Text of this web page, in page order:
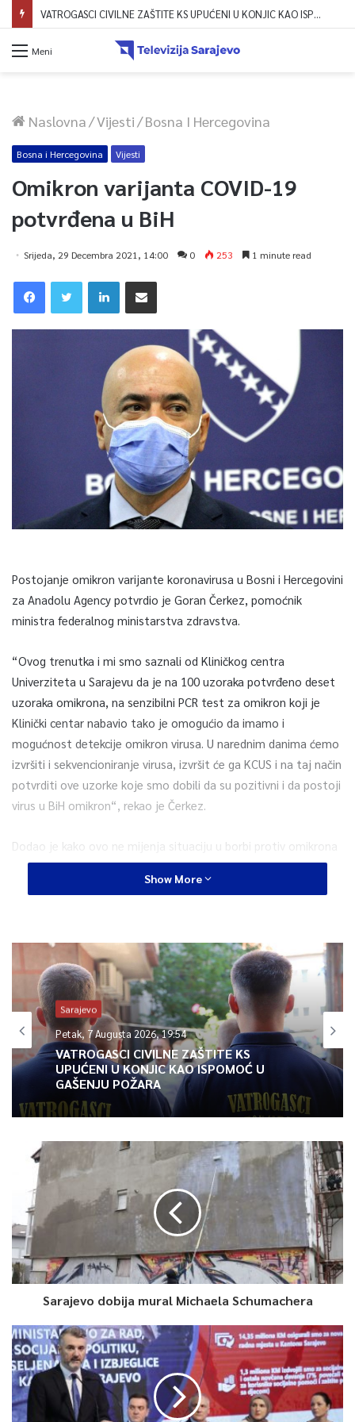
VATROGASCI CIVILNE ZAŠTITE KS UPUĆENI U KONJIC KAO ISPOMOĆ U GAŠENJU POŽARA
Meni
Naslovna/Vijesti/Bosna I Hercegovina
Bosna i Hercegovina Vijesti
Omikron varijanta COVID-19
potvrđena u BiH
Srijeda, 29 Decembra 2021, 14:00 0 253 1 minute read
Postojanje omikron varijante koronavirusa u Bosni i Hercegovini
za Anadolu Agency potvrdio je Goran Čerkez, pomoćnik
ministra federalnog ministarstva zdravstva.
“Ovog trenutka i mi smo saznali od Kliničkog centra
Univerziteta u Sarajevu da je na 100 uzoraka potvrđeno deset
uzoraka omikrona, na senzibilni PCR test za omikron koji je
Klinički centar nabavio tako je omogućio da imamo i
mogućnost detekcije omikron virusa. U narednim danima ćemo
izvršiti i sekvencioniranje virusa, izvršit će ga KCUS i na taj način
potvrditi ove uzorke koje smo dobili da su pozitivni i da postoji
virus u BiH omikron“, rekao je Čerkez.
Dodao je kako ovo ne mijenja situaciju u borbi protiv omikrona
jer mjere koje se koriste za deltu su iste.
da ljude drže distancu, nose maske i pokušaju biti maksimalno
oprezni“, rekao je Čerkez koji je savjetovao i nastavak
vakcinacije protiv COVID-19.
0
Article Rating
Show More
Sarajevo
Petak, 7 Augusta 2026, 19:54
VATROGASCI CIVILNE ZAŠTITE KS
UPUĆENI U KONJIC KAO ISPOMOĆ U
GAŠENJU POŽARA
Sarajevo dobija mural Michaela Schumachera